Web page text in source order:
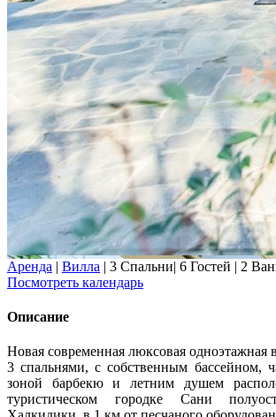
Аренда | Вилла | 3 Спальни| 6 Гостей | 2
Посмотреть календарь
Описание
Новая современная люксовая одноэтажная
3 спальнями, с собственным бассейном,
зоной барбекю и летним душем
туристическом городке Сани